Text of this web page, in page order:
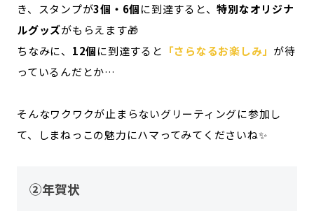
き、スタンプが3個・6個に到達すると、特別なオリジナ
ルグッズがもらえます🎁
ちなみに、 12個に到達すると 「さらなるお楽しみ」 が待
っているんだとか…
そんなワクワクが止まらないグリーティングに参加し
て、しまねっこの魅力にハマってみてくださいね✨
②年賀状